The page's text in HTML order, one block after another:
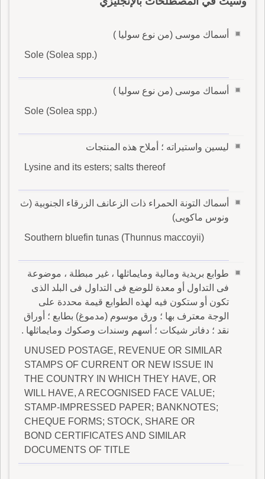
أسماك موسى (من نوع سوليا )
Sole (Solea spp.)
أسماك موسى (من نوع سوليا )
Sole (Solea spp.)
ليسين واستيراته ؛ أملاح هذه المنتجات
Lysine and its esters; salts thereof
أسماك التونة الحمراء ذات الزعانف الزرقاء الجنوبية (ث
ونوس ماكويى)
Southern bluefin tunas (Thunnus maccoyii)
طوابع بريدية ومالية ومايماثلها ، غير مبطلة ، موضوعة
فى التداول أو معدة للوضع فى التداول فى البلد الذى
تكون أو ستكون فيه لهذه الطوابع قيمة محددة على
الوجة معترف بها ؛ ورق موسوم (مدموغ) بطابع ؛ أوراق
نقد ؛ دفاتر شيكات ؛ أسهم وسندات وصكوك ومايماثلها .
UNUSED POSTAGE, REVENUE OR SIMILAR
STAMPS OF CURRENT OR NEW ISSUE IN
THE COUNTRY IN WHICH THEY HAVE, OR
WILL HAVE, A RECOGNISED FACE VALUE;
STAMP-IMPRESSED PAPER; BANKNOTES;
CHEQUE FORMS; STOCK, SHARE OR
BOND CERTIFICATES AND SIMILAR
DOCUMENTS OF TITLE